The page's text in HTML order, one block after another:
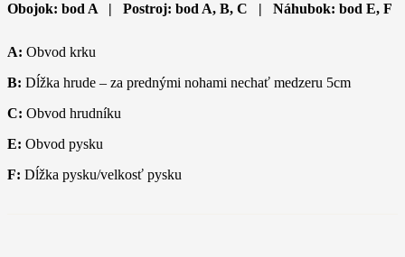
Obojok: bod A | Postroj: bod A, B, C | Náhubok: bod E, F
A: Obvod krku
B: Dĺžka hrude – za prednými nohami nechať medzeru 5cm
C: Obvod hrudníku
E: Obvod pysku
F: Dĺžka pysku/velkosť pysku